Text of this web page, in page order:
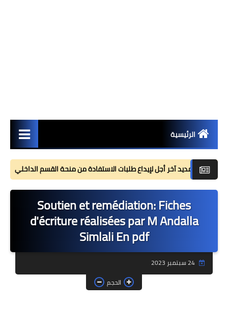
الرئيسية
مستجدات
مذكرات
وثائق تربوية
جذاذات
فروض وامتحانات
دلائل تربوية
تمديد آخر أجل لإيداع طلبات الاستفادة من منحة القسم الداخلي
Soutien et remédiation: Fiches
d'écriture réalisées par M Andalla
Simlali En pdf
24 سبتمبر 2023
الحجم